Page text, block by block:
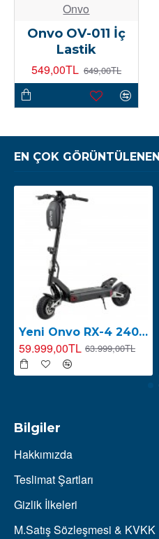
Onvo
Onvo OV-011 İç
Lastik
549,00TL 649,00TL
EN ÇOK GÖRÜNTÜLENEN
Yeni Onvo RX-4 2400W E-Scooter ( 2026 YENİ SERİ )
59.999,00TL 63.999,00TL
Bilgiler
Hakkımızda
Teslimat Şartları
Gizlik İlkeleri
M.Satış Sözleşmesi & KVKK